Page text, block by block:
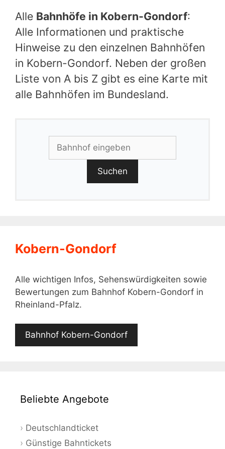
Alle Bahnhöfe in Kobern-Gondorf:
Alle Informationen und praktische
Hinweise zu den einzelnen Bahnhöfen
in Kobern-Gondorf. Neben der großen
Liste von A bis Z gibt es eine Karte mit
alle Bahnhöfen im Bundesland.
Suchen
Kobern-Gondorf
Alle wichtigen Infos, Sehenswürdigkeiten sowie
Bewertungen zum Bahnhof Kobern-Gondorf in
Rheinland-Pfalz.
Bahnhof Kobern-Gondorf
Beliebte Angebote
Deutschlandticket
Günstige Bahntickets